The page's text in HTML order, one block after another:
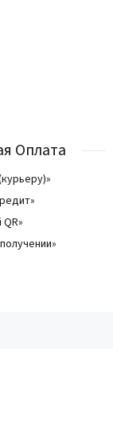
Оплата